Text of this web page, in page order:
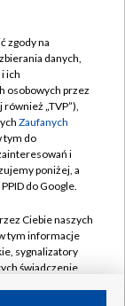
zgody na
danych,
ich
osobowych przez
„TVP”),
Zaufanych
tym do
i
poniżej, a
do Google.
Ciebie naszych
tym informacje
sygnalizatory
świadczenie